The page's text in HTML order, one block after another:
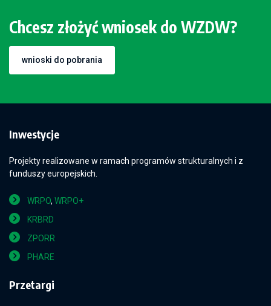
Chcesz złożyć wniosek do WZDW?
wnioski do pobrania
Inwestycje
Projekty realizowane w ramach programów strukturalnych i z
funduszy europejskich.
WRPO, WRPO+
KRBRD
ZPORR
PHARE
Przetargi